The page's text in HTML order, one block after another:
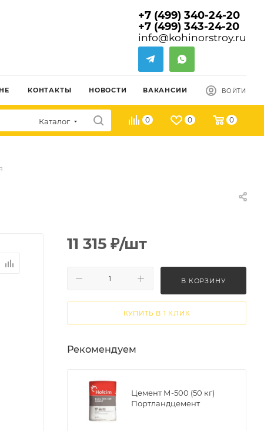
+7 (499) 340-24-20
+7 (499) 343-24-20
info@kohinorstroy.ru
КОНТАКТЫ НОВОСТИ ВАКАНСИИ ВОЙТИ
Каталог 0 0 0
11 315 ₽/шт
В КОРЗИНУ
КУПИТЬ В 1 КЛИК
Рекомендуем
Цемент М-500 (50 кг)
Портландцемент